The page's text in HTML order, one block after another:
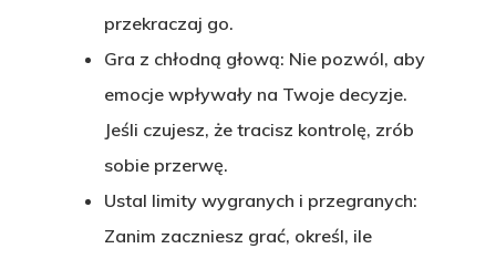
przekraczaj go.
Gra z chłodną głową: Nie pozwól, aby
emocje wpływały na Twoje decyzje.
Jeśli czujesz, że tracisz kontrolę, zrób
sobie przerwę.
Ustal limity wygranych i przegranych:
Zanim zaczniesz grać, określ, ile